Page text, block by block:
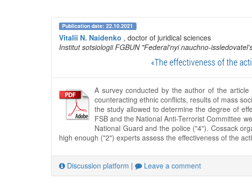
Publication date: 22.10.2021
Vitalii N. Naidenko , doctor of juridical sciences
Institut sotsiologii FGBUN "Federal'nyi nauchno-
«The effectiveness of the
A survey conducted by the author of the
counteracting ethnic conflicts, results of mass
the study allowed to determine the degree of
FSB and the National Anti-Terrorist Committee
National Guard and the police ("4"). Cossack
high enough ("2") experts assess the effectiveness of the
Discussion platform | Leave a comment